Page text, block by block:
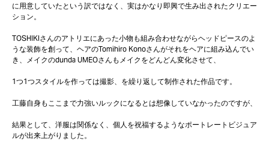
に用意していたという訳ではなく、実はかなり即興で生み出されたクリエー
ション。
TOSHIKIさんのアトリエにあった小物も組み合わせながらヘッドピースのよ
うな装飾を創って、ヘアのTomihiro Konoさんがそれをヘアに組み込んでい
き、メイクのdunda UMEOさんもメイクをどんどん変化させて、
1つ1つスタイルを作っては撮影、を繰り返して制作された作品です。
工藤自身もここまで力強いルックになるとは想像していなかったのですが、
結果として、洋服は関係なく、個人を祝福するようなポートレートビジュア
ルが出来上がりました。